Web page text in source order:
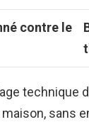
contre le
technique
sans